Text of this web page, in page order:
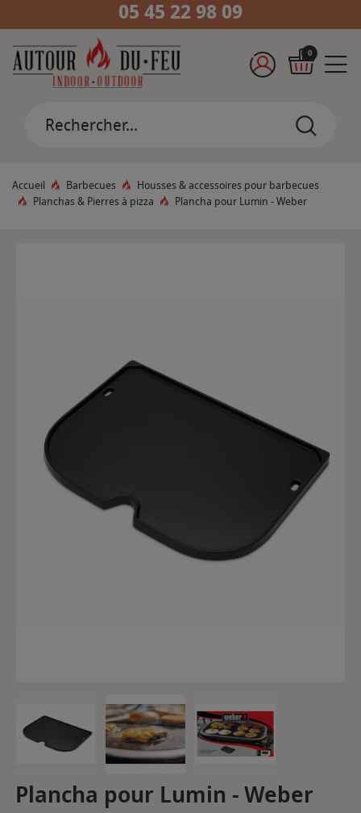
05 45 22 98 09
0
Accueil Barbecues
Housses & accessoires pour barbecues
Planchas & Pierres à pizza
Plancha pour Lumin - Weber
Plancha pour Lumin - Weber